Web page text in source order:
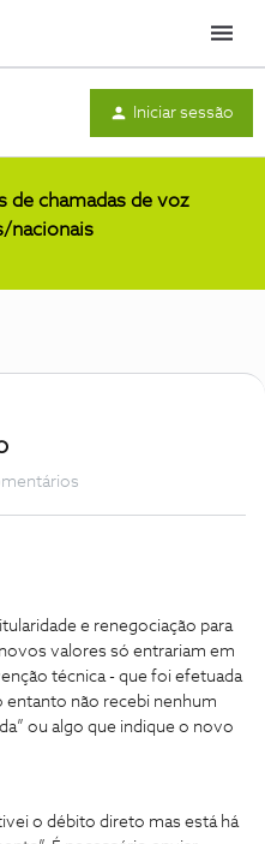
Menu
Iniciar sessão
de chamadas de voz
nacionais
e renegociação para
valores só entrariam em
técnica - que foi efetuada
entanto não recebi nenhum
ou algo que indique o novo
o débito direto mas está há